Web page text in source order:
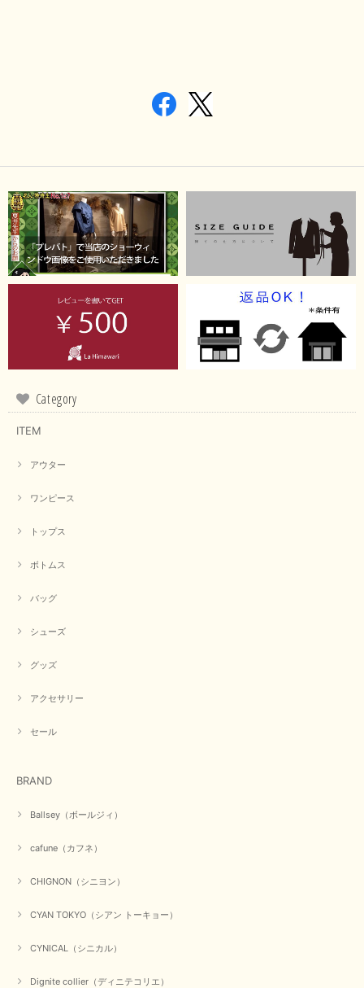
Category
ITEM
アウター
ワンピース
トップス
ボトムス
バッグ
シューズ
グッズ
アクセサリー
セール
BRAND
Ballsey（ボールジィ）
cafune（カフネ）
CHIGNON（シニヨン）
CYAN TOKYO（シアン トーキョー）
CYNICAL（シニカル）
Dignite collier（ディニテコリエ）